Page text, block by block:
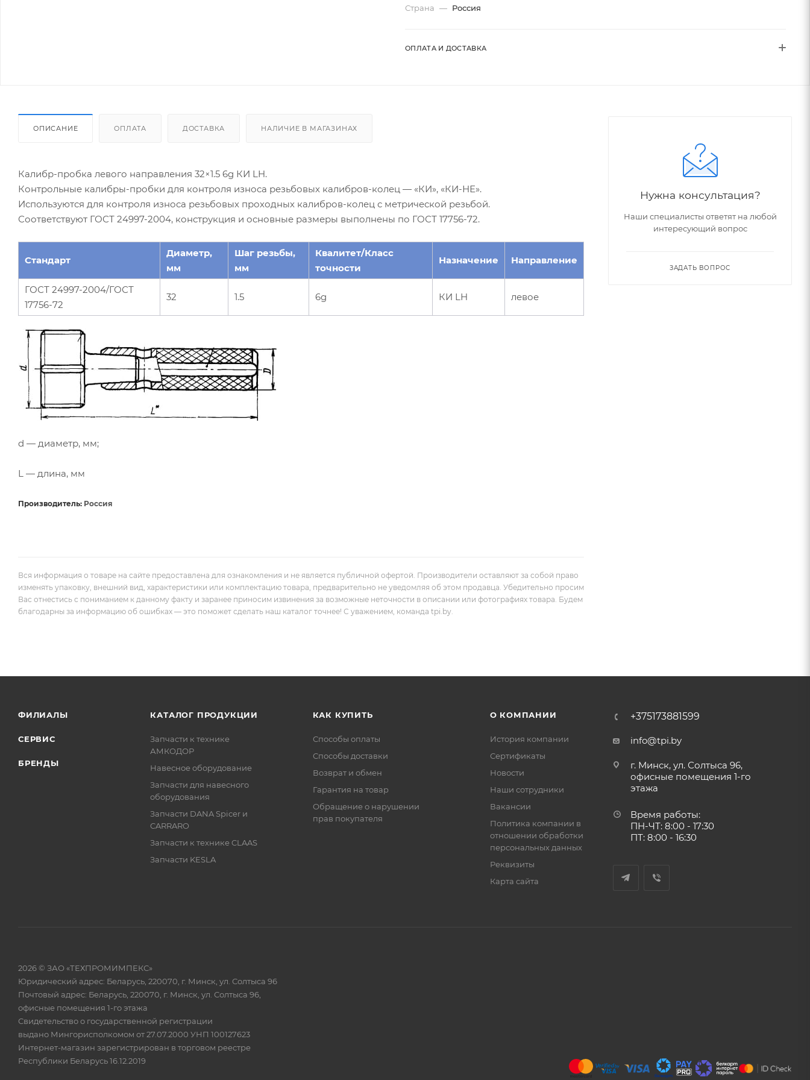
Страна — Россия
ОПЛАТА И ДОСТАВКА
ОПИСАНИЕ ОПЛАТА ДОСТАВКА НАЛИЧИЕ В МАГАЗИНАХ
Калибр-пробка левого направления 32×1.5 6g КИ LH.
Контрольные калибры-пробки для контроля износа резьбовых калибров-колец — «КИ», «КИ-НЕ».
Используются для контроля износа резьбовых проходных калибров-колец с метрической резьбой.
Соответствуют ГОСТ 24997-2004, конструкция и основные размеры выполнены по ГОСТ 17756-72.
Стандарт
Диаметр,
мм
Шаг резьбы,
мм
Квалитет/Класс
точности
Назначение Направление
ГОСТ 24997-2004/ГОСТ
17756-72
32 1.5 6g КИ LH левое
d — диаметр, мм;
L — длина, мм
Производитель: Россия
Вся информация о товаре на сайте предоставлена для ознакомления и не является публичной офертой. Производители оставляют за собой право
изменять упаковку, внешний вид, характеристики или комплектацию товара, предварительно не уведомляя об этом продавца. Убедительно просим
Вас отнестись с пониманием к данному факту и заранее приносим извинения за возможные неточности в описании или фотографиях товара. Будем
благодарны за информацию об ошибках — это поможет сделать наш каталог точнее! С уважением, команда tpi.by.
Нужна консультация?
Наши специалисты ответят на любой
интересующий вопрос
ЗАДАТЬ ВОПРОС
ФИЛИАЛЫ
СЕРВИС
БРЕНДЫ
КАТАЛОГ ПРОДУКЦИИ
Запчасти к технике
АМКОДОР
Навесное оборудование
Запчасти для навесного
оборудования
Запчасти DANA Spicer и
CARRARO
Запчасти к технике CLAAS
Запчасти KESLA
КАК КУПИТЬ
Способы оплаты
Способы доставки
Возврат и обмен
Гарантия на товар
Обращение о нарушении
прав покупателя
О КОМПАНИИ
История компании
Сертификаты
Новости
Наши сотрудники
Вакансии
Политика компании в
отношении обработки
персональных данных
Реквизиты
Карта сайта
+375173881599
info@tpi.by
г. Минск, ул. Солтыса 96,
офисные помещения 1-го
этажа
Время работы:
ПН-ЧТ: 8:00 - 17:30
ПТ: 8:00 - 16:30
2026 © ЗАО «ТЕХПРОМИМПЕКС»
Юридический адрес: Беларусь, 220070, г. Минск, ул. Солтыса 96
Почтовый адрес: Беларусь, 220070, г. Минск, ул. Солтыса 96,
офисные помещения 1-го этажа
Свидетельство о государственной регистрации
выдано Мингорисполкомом от 27.07.2000 УНП 100127623
Интернет-магазин зарегистрирован в торговом реестре
Республики Беларусь 16.12.2019